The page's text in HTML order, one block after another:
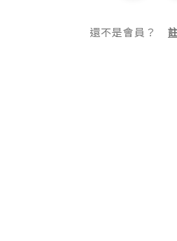
還不是會員？